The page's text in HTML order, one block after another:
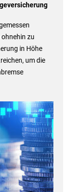
zu
in Höhe
um die